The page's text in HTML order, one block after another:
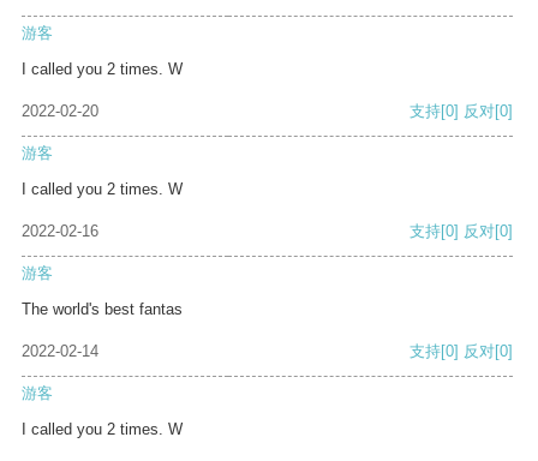
游客
I called you 2 times. W
2022-02-20 支持[0] 反对[0]
游客
I called you 2 times. W
2022-02-16 支持[0] 反对[0]
游客
The world's best fantas
2022-02-14 支持[0] 反对[0]
游客
I called you 2 times. W